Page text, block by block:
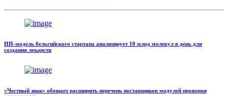
ИИ-модель бельгийского стартапа анализирует 10 млрд молекул в день для
создания лекарств
«Честный знак» обещает расширить перечень поставщиков модулей проверки